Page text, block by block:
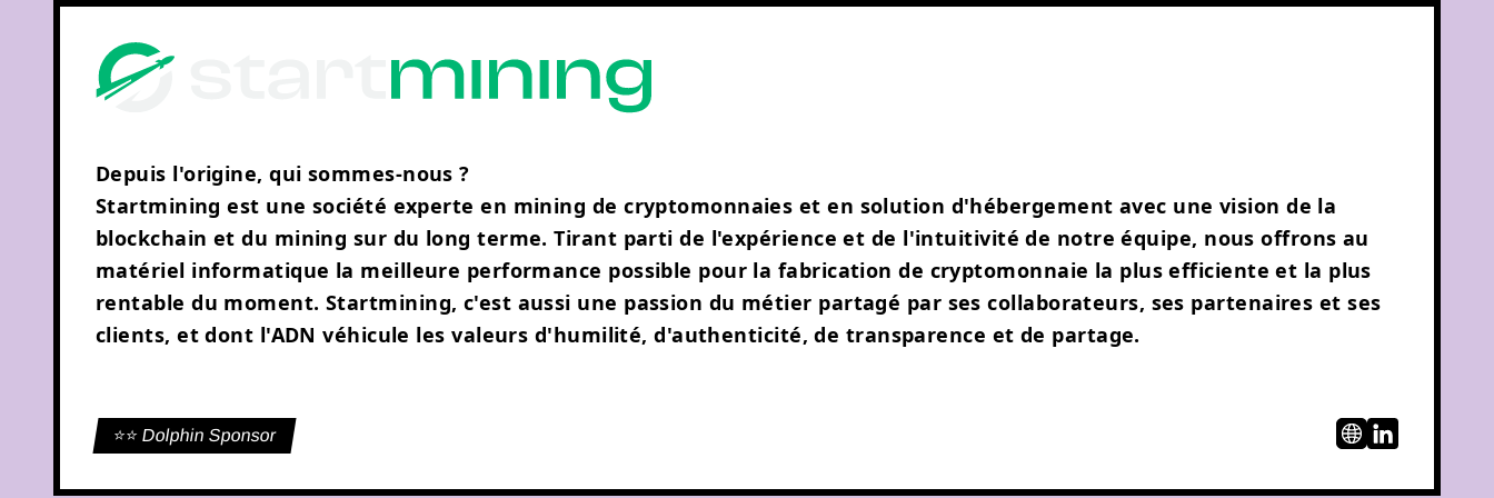
Depuis l'origine, qui sommes-nous ?
Startmining est une société experte en mining de cryptomonnaies et en solution d'hébergement avec une vision de la
blockchain et du mining sur du long terme. Tirant parti de l'expérience et de l'intuitivité de notre équipe, nous offrons au
matériel informatique la meilleure performance possible pour la fabrication de cryptomonnaie la plus efficiente et la plus
rentable du moment. Startmining, c'est aussi une passion du métier partagé par ses collaborateurs, ses partenaires et ses
clients, et dont l'ADN véhicule les valeurs d'humilité, d'authenticité, de transparence et de partage.
⭐️⭐️ Dolphin Sponsor